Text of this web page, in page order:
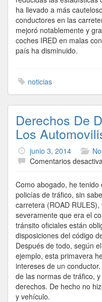
ha llevado a más
conductores en las
mejoró notablemente y
coches IRED en malas
país ha disminuido.
noticias
Derechos De
Los
junio 3, 2014
Comentarios
Como abogado, he
policías de tráfico, sin
carretera (ROAD
severamente que era el
tránsito oficiales están
disposiciones del código
Después de todo, según
ejemplo, esta primavera
intereses de un
de las normas de tráfico,
derechos. De hecho no
y vehículo.